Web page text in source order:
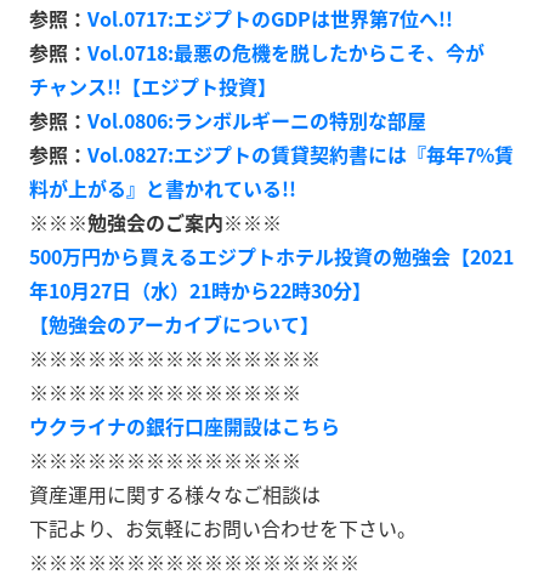
参照： Vol.0717:エジプトのGDPは世界第7位へ!!
参照： Vol.0718:最悪の危機を脱したからこそ、今が
チャンス!!【エジプト投資】
参照： Vol.0806:ランボルギーニの特別な部屋
参照： Vol.0827:エジプトの賃貸契約書には『毎年7%賃
料が上がる』と書かれている!!
※※※勉強会のご案内※※※
500万円から買えるエジプトホテル投資の勉強会【2021
年10月27日（水）21時から22時30分】
【勉強会のアーカイブについて】
※※※※※※※※※※※※※※※
※※※※※※※※※※※※※※
ウクライナの銀行口座開設はこちら
※※※※※※※※※※※※※※
資産運用に関する様々なご相談は
下記より、お気軽にお問い合わせを下さい。
※※※※※※※※※※※※※※※※※